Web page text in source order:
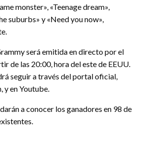
monster», «Teenage dream»,
suburbs» y «Need you now»,
será emitida en directo por el
de las 20:00, hora del este de EEUU.
seguir a través del portal oficial,
y en Youtube.
a conocer los ganadores en 98 de